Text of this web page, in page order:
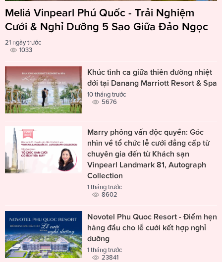
Meliá Vinpearl Phú Quốc - Trải Nghiệm
Cưới & Nghỉ Dưỡng 5 Sao Giữa Đảo Ngọc
21 ngày trước
1033
Khúc tình ca giữa thiên đường nhiệt
đới tại Danang Marriott Resort & Spa
10 tháng trước
5676
Marry phỏng vấn độc quyền: Góc
nhìn về tổ chức lễ cưới đẳng cấp từ
chuyên gia đến từ Khách sạn
Vinpearl Landmark 81, Autograph
Collection
1 tháng trước
8602
Novotel Phu Quoc Resort - Điểm hẹn
hàng đầu cho lễ cưới kết hợp nghỉ
dưỡng
1 tháng trước
23841